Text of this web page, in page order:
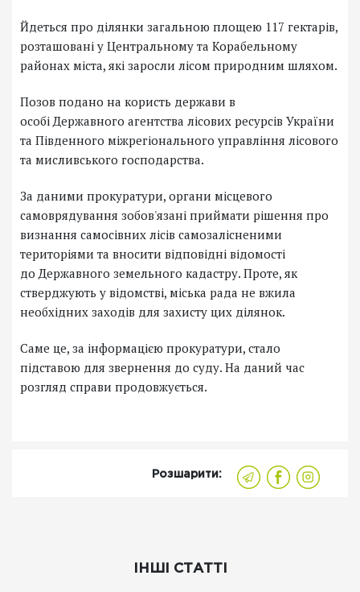
Йдеться про ділянки загальною площею 117 гектарів,
розташовані у Центральному та Корабельному
районах міста, які заросли лісом природним шляхом.
Позов подано на користь держави в
особі Державного агентства лісових ресурсів України
та Південного міжрегіонального управління лісового
та мисливського господарства.
За даними прокуратури, органи місцевого
самоврядування зобов'язані приймати рішення про
визнання самосівних лісів самозалісненими
територіями та вносити відповідні відомості
до Державного земельного кадастру. Проте, як
стверджують у відомстві, міська рада не вжила
необхідних заходів для захисту цих ділянок.
Саме це, за інформацією прокуратури, стало
підставою для звернення до суду. На даний час
розгляд справи продовжується.
Розшарити:
ІНШІ СТАТТІ